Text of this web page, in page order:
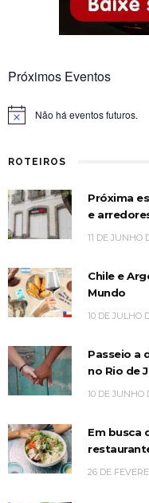
Próximos Eventos
Notice Não há eventos futuros.
ROTEIROS
Próxima
e
11 DE JUNHO
Chile e
Mundo
10 DE JULHO
Passeio a
no Rio de
10 DE JUNHO
Em busca
26 DE